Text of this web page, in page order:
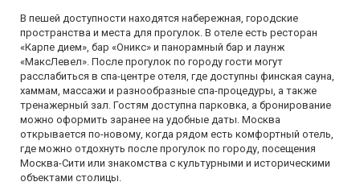
В пешей доступности находятся набережная, городские
пространства и места для прогулок. В отеле есть ресторан
«Карпе дием», бар «Оникс» и панорамный бар и лаунж
«МаксЛевел». После прогулок по городу гости могут
расслабиться в спа-центре отеля, где доступны финская сауна,
хаммам, массажи и разнообразные спа-процедуры, а также
тренажерный зал. Гостям доступна парковка, а бронирование
можно оформить заранее на удобные даты. Москва
открывается по-новому, когда рядом есть комфортный отель,
где можно отдохнуть после прогулок по городу, посещения
Москва-Сити или знакомства с культурными и историческими
объектами столицы.